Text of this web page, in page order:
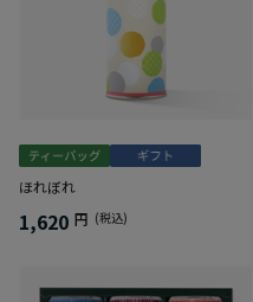
ほれぼれ
1,620 円 (税込)